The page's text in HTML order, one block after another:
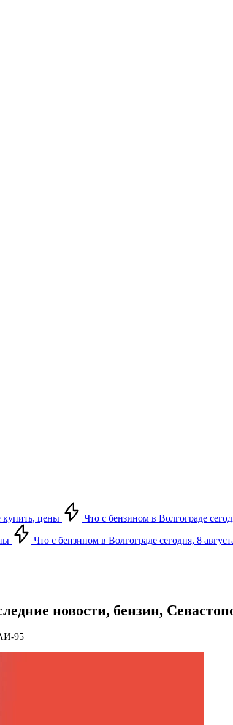
купить, цены Что с бензином в Волгограде
Что с бензином в Волгограде сегодня, 8
новости, бензин,
95